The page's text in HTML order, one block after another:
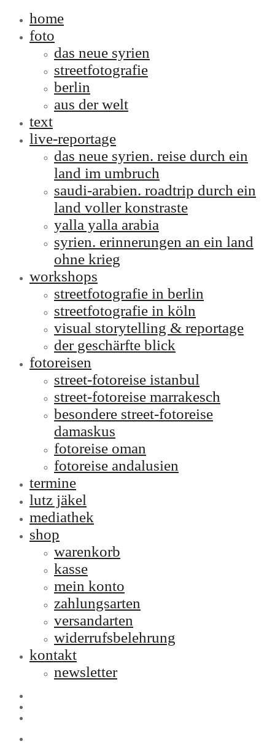
home
foto
das neue syrien
streetfotografie
berlin
aus der welt
text
live-reportage
das neue syrien. reise durch ein
land im umbruch
saudi-arabien. roadtrip durch ein
land voller konstraste
yalla yalla arabia
syrien. erinnerungen an ein land
ohne krieg
workshops
streetfotografie in berlin
streetfotografie in köln
visual storytelling & reportage
der geschärfte blick
fotoreisen
street-fotoreise istanbul
street-fotoreise marrakesch
besondere street-fotoreise
damaskus
fotoreise oman
fotoreise andalusien
termine
lutz jäkel
mediathek
shop
warenkorb
kasse
mein konto
zahlungsarten
versandarten
widerrufsbelehrung
kontakt
newsletter